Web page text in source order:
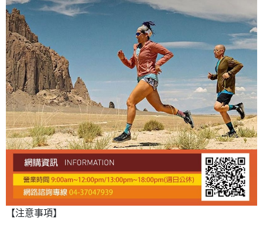
【注意事項】